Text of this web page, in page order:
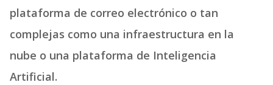
plataforma de correo electrónico o tan
complejas como una infraestructura en la
nube o una plataforma de Inteligencia
Artificial.